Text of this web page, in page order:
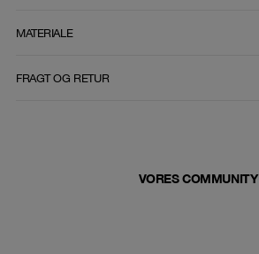
MATERIALE
FRAGT OG RETUR
VORES COMMUNITY